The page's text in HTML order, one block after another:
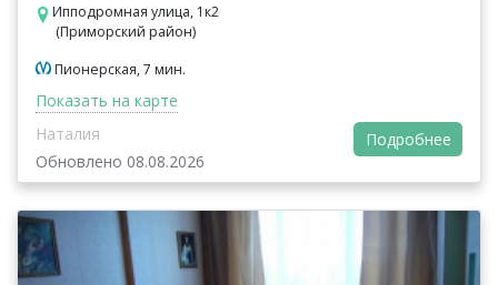
Ипподромная улица, 1к2
(Приморский район)
Пионерская, 7 мин.
Показать на карте
Наталия
Обновлено 08.08.2026
Подробнее